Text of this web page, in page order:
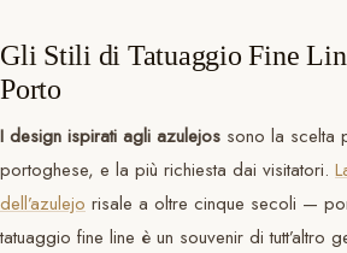
Gli Stili di Tatuaggio Fine
Porto
I design ispirati agli azulejos sono la scelta
portoghese, e la più richiesta dai visitatori.
dell’azulejo risale a oltre cinque secoli —
tatuaggio fine line è un souvenir di tutt’altro